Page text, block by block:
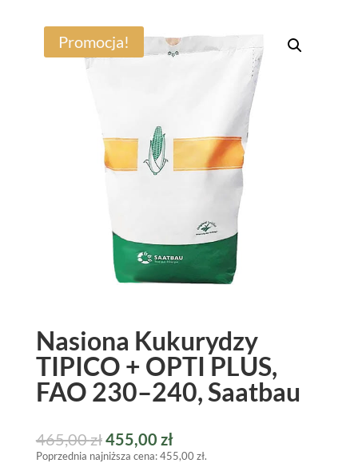
Promocja!
Nasiona Kukurydzy
TIPICO + OPTI PLUS,
FAO 230–240, Saatbau
465,00złPierwotna
cena
455,00 złAktualna
cena
Poprzednia najniższa cena:455,00 zł.